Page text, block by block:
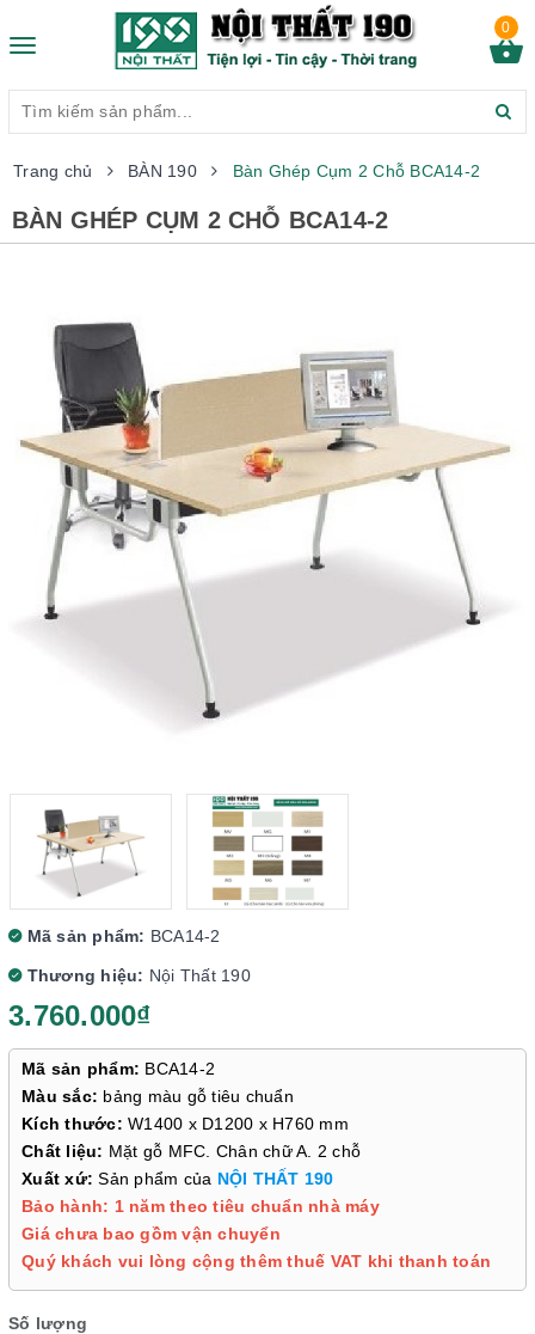
Toggle
0
Trang chủ BÀN 190 Bàn Ghép Cụm 2 Chỗ BCA14-2
BÀN GHÉP CỤM 2 CHỖ BCA14-2
Mã sản phẩm: BCA14-2
Thương hiệu: Nội Thất 190
3.760.000₫
Mã sản phẩm: BCA14-2
Màu sắc: bảng màu gỗ tiêu chuẩn
Kích thước: W1400 x D1200 x H760 mm
Chất liệu: Mặt gỗ MFC. Chân chữ A. 2 chỗ
Xuất xứ: Sản phẩm của NỘI THẤT 190
Bảo hành: 1 năm theo tiêu chuẩn nhà máy
Giá chưa bao gồm vận chuyển
Quý khách vui lòng cộng thêm thuế VAT khi thanh toán
Số lượng